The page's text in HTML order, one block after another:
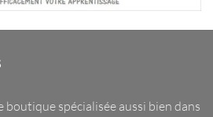
boutique spécialisée aussi bien dans